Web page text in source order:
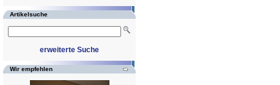
Artikelsuche
erweiterte Suche
Wir empfehlen